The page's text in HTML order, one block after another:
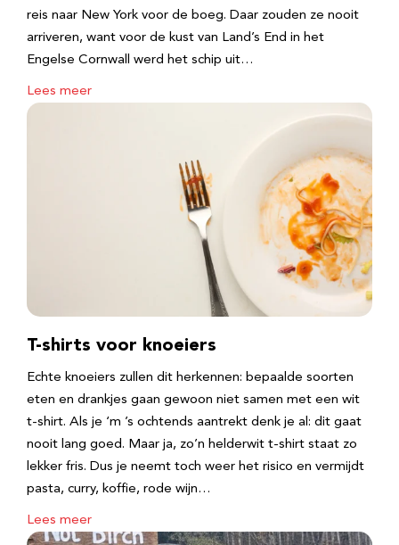
reis naar New York voor de boeg. Daar zouden ze nooit
arriveren, want voor de kust van Land’s End in het
Engelse Cornwall werd het schip uit…
Lees meer
T-shirts voor knoeiers
Echte knoeiers zullen dit herkennen: bepaalde soorten
eten en drankjes gaan gewoon niet samen met een wit
t-shirt. Als je ‘m ’s ochtends aantrekt denk je al: dit gaat
nooit lang goed. Maar ja, zo’n helderwit t-shirt staat zo
lekker fris. Dus je neemt toch weer het risico en vermijdt
pasta, curry, koffie, rode wijn…
Lees meer